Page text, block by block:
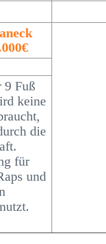
9 Fuß
keine
die
für
und